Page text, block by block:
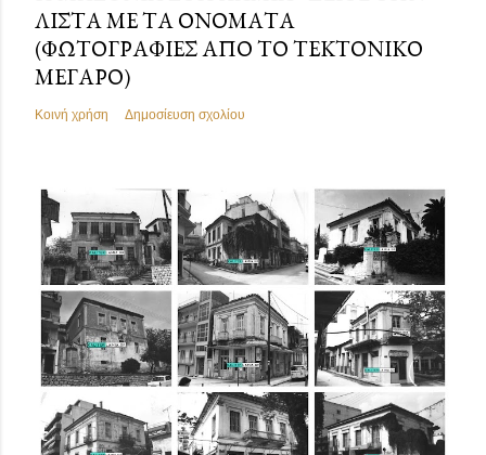
ΛΊΣΤΑ ΜΕ ΤΑ ΟΝΌΜΑΤΑ
(ΦΩΤΟΓΡΑΦΊΕΣ ΑΠΌ ΤΟ ΤΕΚΤΟΝΙΚΌ
ΜΈΓΑΡΟ)
Κοινή χρήση Δημοσίευση σχολίου